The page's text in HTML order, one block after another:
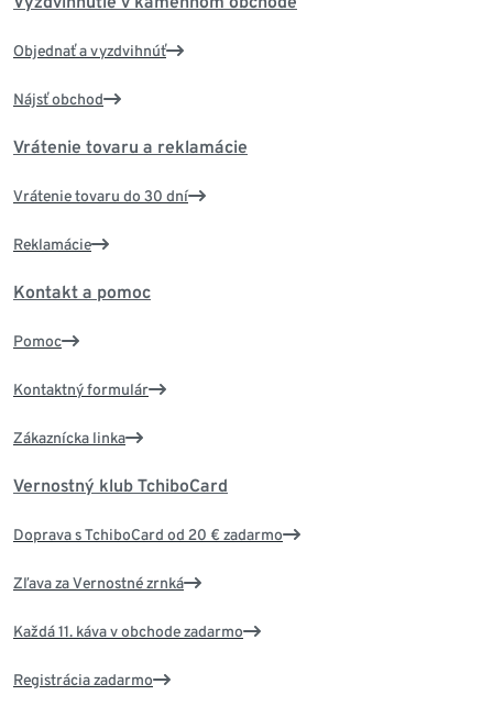
Objednať a vyzdvihnúť
Nájsť obchod
Vrátenie tovaru a reklamácie
Vrátenie tovaru do 30 dní
Reklamácie
Kontakt a pomoc
Pomoc
Kontaktný formulár
Zákaznícka linka
Vernostný klub TchiboCard
Doprava s TchiboCard od 20 € zadarmo
Zľava za Vernostné zrnká
Každá 11. káva v obchode zadarmo
Registrácia zadarmo